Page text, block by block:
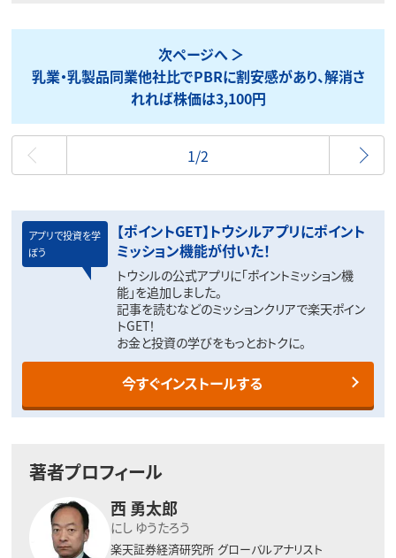
次ページへ
乳業・乳製品同業他社比でPBRに割安感があり、解消さ
れれば株価は3,100円
最初
1/2
アプリで投資を学
ぼう
【ポイントGET】トウシルアプリにポイント
ミッション機能が付いた！
トウシルの公式アプリに「ポイントミッション機
能」を追加しました。
記事を読むなどのミッションクリアで楽天ポイン
トGET！
お金と投資の学びをもっとおトクに。
今すぐインストールする
著者プロフィール
西 勇太郎
にし ゆうたろう
楽天証券経済研究所 グローバルアナリスト